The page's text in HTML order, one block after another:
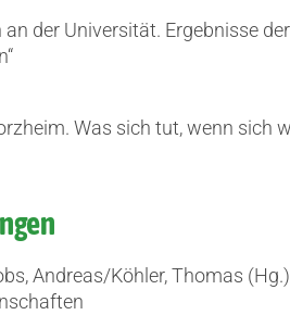
der Universität. Ergebnisse
Was sich tut, wenn sich
Andreas/Köhler, Thomas